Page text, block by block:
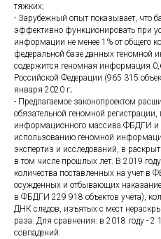
тяжких;
- Зарубежный опыт показывает, что
эффективно функционировать при
информации не менее 1% от общего
федеральной базе данных
содержится геномная информация
Российской Федерации (965 315
января 2020 г;
- Предлагаемое законопроектом
обязательной геномной
информационного массива ФБДГИ и
использованию геномной
экспертиз и исследований, в
в том числе прошлых лет. В 2019
количества поставленных на учет в
осужденных и отбывающих
в ФБДГИ 229 918 объектов учета),
ДНК следов, изъятых с мест
раза. Для сравнения: в 2018 году - 2
совпадений.